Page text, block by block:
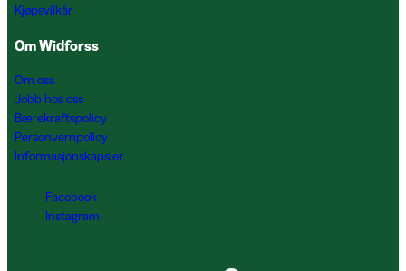
Kjøpsvilkår
Om Widforss
Om oss
Jobb hos oss
Bærekraftspolicy
Personvernpolicy
Informasjonskapsler
Facebook
Instagram